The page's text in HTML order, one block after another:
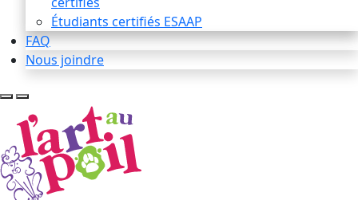
Étudiants certifiés ESAAP
FAQ
Nous joindre